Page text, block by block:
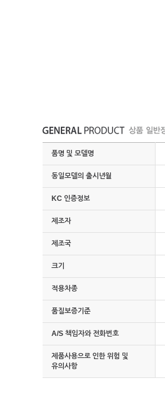
품명 및 모델명
동일모델의 출시년월
KC 인증정보
제조자
제조국
크기
적용차종
품질보증기준
A/S 책임자와 전화번호
제품사용으로 인한 위험 및
유의사항